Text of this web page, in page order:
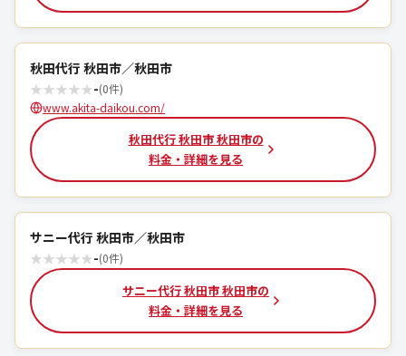
秋田代行 秋田市／秋田市
★★★★★-(0件)
www.akita-daikou.com/
秋田代行 秋田市 秋田市の
料金・詳細を見る
サニー代行 秋田市／秋田市
★★★★★-(0件)
サニー代行 秋田市 秋田市の
料金・詳細を見る